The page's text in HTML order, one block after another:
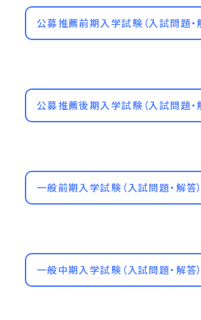
公募推薦前期入学試験（入試問題・
公募推薦後期入学試験（入試問題・
一般前期入学試験（入試問題・解答）
一般中期入学試験（入試問題・解答）